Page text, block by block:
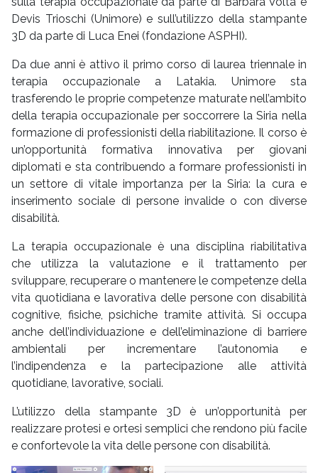
Devis Trioschi (Unimore) e sull’utilizzo della stampante
3D da parte di Luca Enei (fondazione ASPHI).
Da due anni è attivo il primo corso di laurea triennale in
terapia occupazionale a Latakia. Unimore sta
trasferendo le proprie competenze maturate nell’ambito
della terapia occupazionale per soccorrere la Siria nella
formazione di professionisti della riabilitazione. Il corso è
un’opportunità formativa innovativa per giovani
diplomati e sta contribuendo a formare professionisti in
un settore di vitale importanza per la Siria: la cura e
inserimento sociale di persone invalide o con diverse
disabilità.
La terapia occupazionale è una disciplina riabilitativa
che utilizza la valutazione e il trattamento per
sviluppare, recuperare o mantenere le competenze della
vita quotidiana e lavorativa delle persone con disabilità
cognitive, fisiche, psichiche tramite attività. Si occupa
anche dell’individuazione e dell’eliminazione di barriere
ambientali per incrementare l’autonomia e
l’indipendenza e la partecipazione alle attività
quotidiane, lavorative, sociali.
L’utilizzo della stampante 3D è un’opportunità per
realizzare protesi e ortesi semplici che rendono più facile
e confortevole la vita delle persone con disabilità.